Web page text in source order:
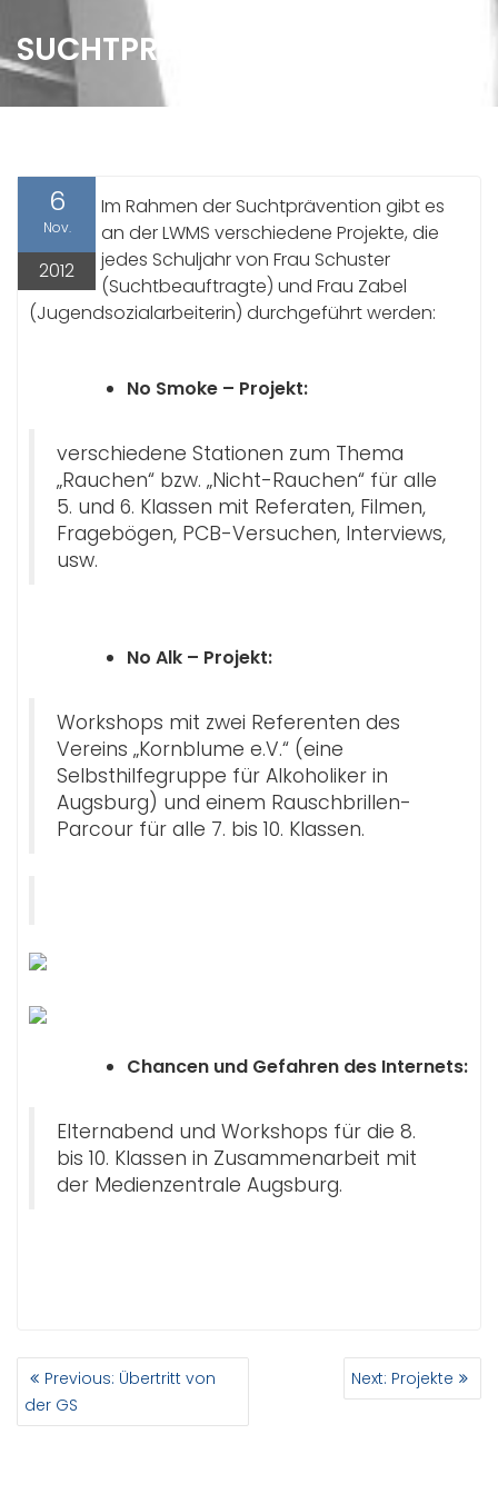
SUCHTPRÄVENTION
6
Nov.
2012
Im Rahmen der Suchtprävention gibt es
an der LWMS verschiedene Projekte, die
jedes Schuljahr von Frau Schuster
(Suchtbeauftragte) und Frau Zabel
(Jugendsozialarbeiterin) durchgeführt werden:
No Smoke – Projekt:
verschiedene Stationen zum Thema
„Rauchen“ bzw. „Nicht-Rauchen“ für alle
5. und 6. Klassen mit Referaten, Filmen,
Fragebögen, PCB-Versuchen, Interviews,
usw.
No Alk – Projekt:
Workshops mit zwei Referenten des
Vereins „Kornblume e.V.“ (eine
Selbsthilfegruppe für Alkoholiker in
Augsburg) und einem Rauschbrillen-
Parcour für alle 7. bis 10. Klassen.
Chancen und Gefahren des Internets:
Elternabend und Workshops für die 8.
bis 10. Klassen in Zusammenarbeit mit
der Medienzentrale Augsburg.
BEITRAGSNAVIGATION
Previous: Previous
Übertritt von
der GS
Next: Next
post:
Projekte